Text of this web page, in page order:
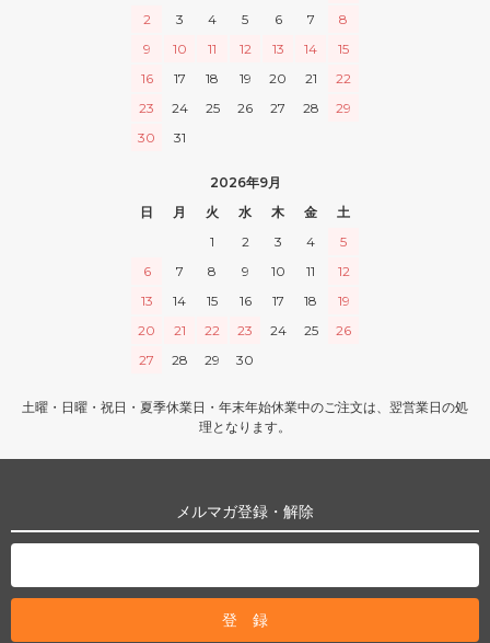
2
3 4 5 6 7
8
9
10 11 12 13 14
15
16
17 18 19 20 21
22
23
24 25 26 27 28
29
30
31
2026年9月
日
月 火 水 木 金
土
1
2 3 4
5
6
7 8 9 10 11
12
13
14 15 16 17 18
19
20
21 22 23 24 25
26
27
28 29 30
土曜・日曜・祝日・夏季休業日・年末年始休業中のご注文は、翌営業日の処
理となります。
メルマガ登録・解除